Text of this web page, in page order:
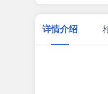
详情介绍